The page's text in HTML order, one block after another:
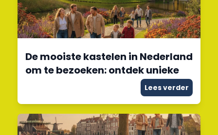
De mooiste kastelen in Nederland
om te bezoeken: ontdek unieke
Lees verder